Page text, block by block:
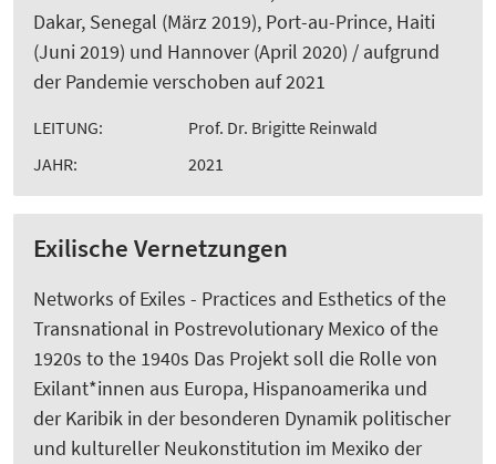
Dakar, Senegal (März 2019), Port-au-Prince, Haiti
(Juni 2019) und Hannover (April 2020) / aufgrund
der Pandemie verschoben auf 2021
LEITUNG:
Prof. Dr. Brigitte Reinwald
JAHR:
2021
Exilische Vernetzungen
Networks of Exiles - Practices and Esthetics of the
Transnational in Postrevolutionary Mexico of the
1920s to the 1940s Das Projekt soll die Rolle von
Exilant*innen aus Europa, Hispanoamerika und
der Karibik in der besonderen Dynamik politischer
und kultureller Neukonstitution im Mexiko der